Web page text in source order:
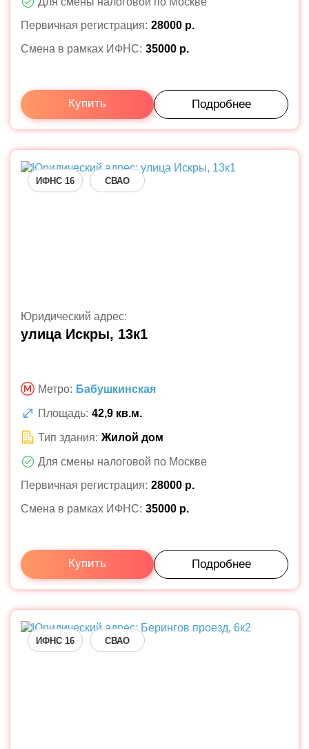
Первичная регистрация: 28000 р.
Смена в рамках ИФНС: 35000 р.
Купить Подробнее
ИФНС 16 СВАО
Юридический адрес:
улица Искры, 13к1
Метро: Бабушкинская
Площадь: 42,9 кв.м.
Тип здания: Жилой дом
Для смены налоговой по Москве
Первичная регистрация: 28000 р.
Смена в рамках ИФНС: 35000 р.
Купить Подробнее
ИФНС 16 СВАО